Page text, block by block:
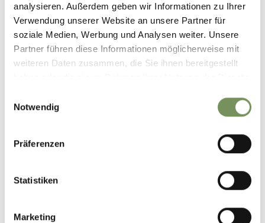
analysieren. Außerdem geben wir Informationen zu Ihrer
Verwendung unserer Website an unsere Partner für
soziale Medien, Werbung und Analysen weiter. Unsere
Partner führen diese Informationen möglicherweise mit
weiteren Daten zusammen, die Sie ihnen bereitgestellt
Notwendig
Präferenzen
Statistiken
Marketing